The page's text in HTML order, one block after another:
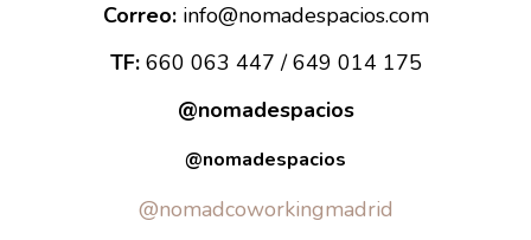
Correo: info@nomadespacios.com
TF:660 063 447 / 649 014 175
@nomadespacios
@nomadespacios
@nomadcoworkingmadrid